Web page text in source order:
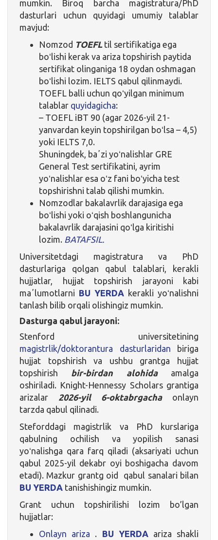
mumkin. Biroq barcha magistratura/PhD
dasturlari uchun quyidagi umumiy talablar
mavjud:
Nomzod TOEFLtil sertifikatiga ega
boʻlishi kerak va ariza topshirish paytida
sertifikat olinganiga 18 oydan oshmagan
boʻlishi lozim. IELTS qabul qilinmaydi.
TOEFL balli uchun qoʻyilgan minimum
talablar quyidagicha:
– TOEFL iBT 90 (agar 2026-yil 21-
yanvardan keyin topshirilgan boʻlsa – 4,5)
yoki IELTS 7,0.
Shuningdek, baʼzi yoʻnalishlar GRE
General Test sertifikatini, ayrim
yoʻnalishlar esa oʻz fani boʻyicha test
topshirishni talab qilishi mumkin.
Nomzodlar bakalavrlik darajasiga ega
boʻlishi yoki oʻqish boshlangunicha
bakalavrlik darajasini qoʻlga kiritishi
lozim. BATAFSIL.
Universitetdagi magistratura va PhD
dasturlariga qolgan qabul talablari, kerakli
hujjatlar, hujjat topshirish jarayoni kabi
maʼlumotlarni BU YERDA kerakli yoʻnalishni
tanlash bilib orqali olishingiz mumkin.
Dasturga qabul jarayoni:
Stenford universitetining
magistrlik/doktorantura dasturlaridan biriga
hujjat topshirish va ushbu grantga hujjat
topshirish bir-birdan alohida
amalga
oshiriladi. Knight-Hennessy Scholars grantiga
arizalar 2026-yil 6-oktabrgachaonlayn
tarzda qabul qilinadi.
Steforddagi magistrlik va PhD kurslariga
qabulning ochilish va yopilish sanasi
yoʻnalishga qara farq qiladi (aksariyati uchun
qabul 2025-yil dekabr oyi boshigacha davom
etadi). Mazkur grantg oid qabul sanalari bilan
BU YERDA tanishishingiz mumkin.
Grant uchun topshirilishi lozim bo’lgan
hujjatlar:
Onlayn ariza . BU YERDA ariza shakli